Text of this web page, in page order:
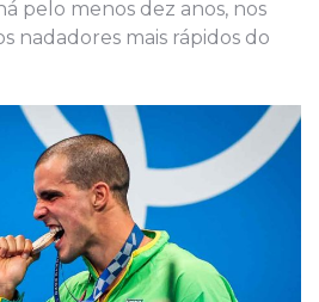
pelo menos dez anos, nos
nadadores mais rápidos do